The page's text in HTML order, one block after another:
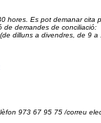
hores. Es pot demanar cita
de demandes de conciliació:
dilluns a divendres, de 9
973 67 95 75 /correu